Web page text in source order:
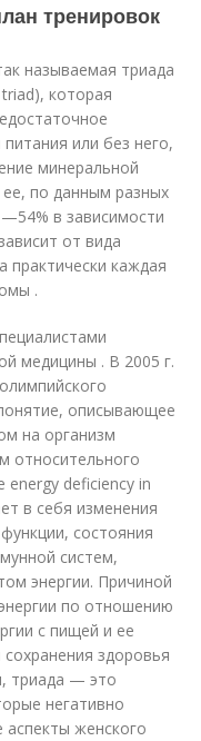
тренировок
называемая триада
которая
или без него,
минеральной
по данным разных
в зависимости
от вида
практически каждая
.
медицины . В 2005 г.
описывающее
на организм
относительного
energy deficiency in
в себя изменения
состояния
систем,
энергии. Причиной
по отношению
с пищей и ее
здоровья
триада — это
негативно
женского